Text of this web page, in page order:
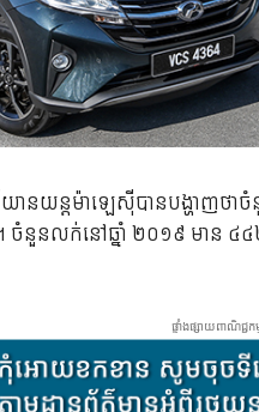
យន្ត​ម៉ាឡេស៊ី​បាន​បង្ហាញ​ថា​ចំ
ចំនួន​លក់​នៅ​ឆ្នាំ ២០១៩ មាន
ផ្ទាំងផ្សាយពាណិជ្ជកម្